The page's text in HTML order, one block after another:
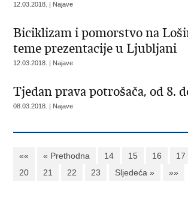
12.03.2018. | Najave
Biciklizam i pomorstvo na
teme prezentacije u Ljubljani
12.03.2018. | Najave
Tjedan prava potrošača, od 8.
08.03.2018. | Najave
«« « Prethodna 14 15 16 17
20
21 22 23 Sljedeća » »»